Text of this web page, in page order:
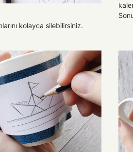
kolayca silebilirsiniz.